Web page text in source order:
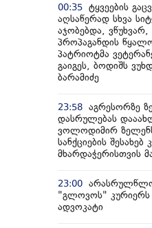
00:35 ტყვეების
აღსაწერად სხვა
აჯობებდა,
პროპაგანდის
პატრიოტმა
გაიგეს, ბოდიშს
ბარამიძე
23:58 აგრესორზე
დასრულებას
ვოლოდიმირ
სანქციების
მხარდაჭერისთვის
23:00
"გლოვოს" კურიერს
ადვოკატი